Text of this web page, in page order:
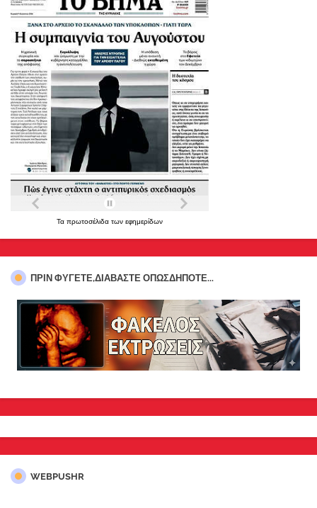
Τα πρωτοσέλιδα των εφημερίδων
ΠΡΊΝ ΦΎΓΕΤΕ,ΔΙΑΒΆΣΤΕ ΟΠΩΣΔΉΠΟΤΕ...
WEBPUSHR